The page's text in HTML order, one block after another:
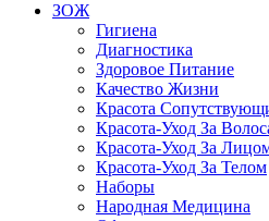
ЗОЖ
Гигиена
Диагностика
Здоровое Питание
Качество Жизни
Красота
Красота-Уход За
Красота-Уход За
Красота-Уход За Телом
Наборы
Народная Медицина